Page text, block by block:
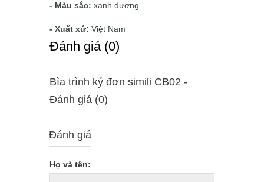
- Màu sắc: xanh dương
- Xuất xứ: Việt Nam
Ðánh giá (0)
Bìa trình ký đơn simili CB02 -
Ðánh giá (0)
Đánh giá
Họ và tên: